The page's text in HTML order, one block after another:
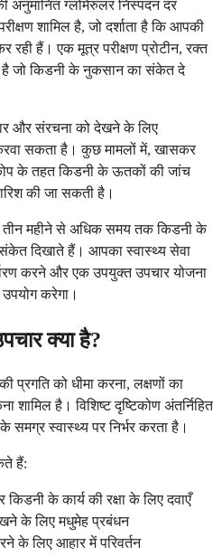
अनुमानित ग्लोमेरुलर निस्पंदन दर
शामिल है, जो दर्शाता है कि आपकी
रही हैं। एक मूत्र परीक्षण प्रोटीन, रक्त
है जो किडनी के नुकसान का संकेत दे
और संरचना को देखने के लिए
सकता है। कुछ मामलों में, खासकर
के तहत किडनी के ऊतकों की जांच
की जा सकती है।
तीन महीने से अधिक समय तक किडनी के
दिखाते हैं। आपका स्वास्थ्य सेवा
करने और एक उपयुक्त उपचार योजना
करेगा।
क्या है?
प्रगति को धीमा करना, लक्षणों का
है। विशिष्ट दृष्टिकोण अंतर्निहित
स्वास्थ्य पर निर्भर करता है।
हैं:
के कार्य की रक्षा के लिए दवाएँ
के लिए मधुमेह प्रबंधन
के लिए आहार में परिवर्तन